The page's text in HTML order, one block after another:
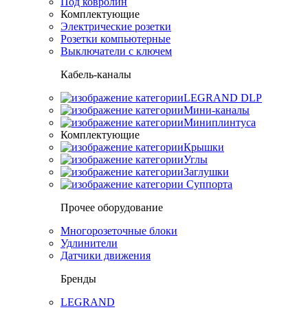
Комплектующие
Электрические розетки
Розетки компьютерные
Выключатели с ключем
Кабель-каналы
LEGRAND DLP
Мини-каналы
Миниплинтуса
Комплектующие
Крышки
Углы
Заглушки
Суппорта
Прочее оборудование
Многорозеточные блоки
Удлинители
Датчики движения
Бренды
LEGRAND